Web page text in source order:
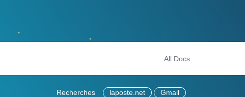
Recherches laposte.net Gmail